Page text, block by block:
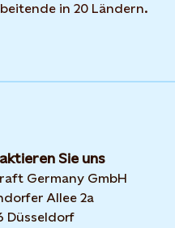
in 20 Ländern.
Sie uns
Germany GmbH
Allee 2a
Düsseldorf